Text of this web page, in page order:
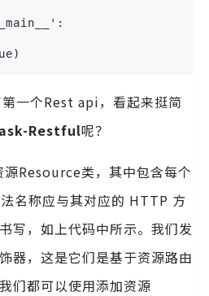
一个Rest api，看起来挺简
Restful呢？
源Resource类，其中包含每个
名称应与其对应的 HTTP 方
写，如上代码中所示。我们发
器，这是它们是基于资源路由
们都可以使用添加资源